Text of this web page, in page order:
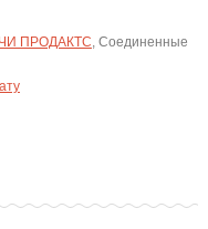
ПРОДАКТС, Соединенные